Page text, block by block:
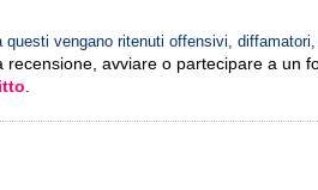
vengano ritenuti offensivi,
recensione, avviare o partecipare a un